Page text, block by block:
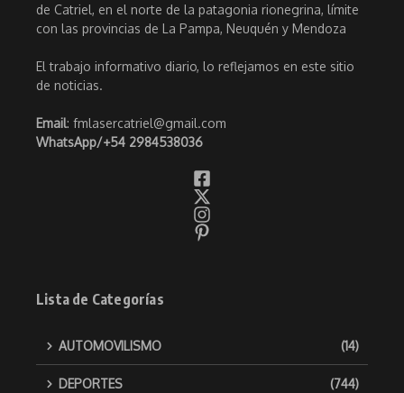
de Catriel, en el norte de la patagonia rionegrina, límite
con las provincias de La Pampa, Neuquén y Mendoza
El trabajo informativo diario, lo reflejamos en este sitio
de noticias.
Email: fmlasercatriel@gmail.com
WhatsApp/+54 2984538036
Lista de Categorías
AUTOMOVILISMO (14)
DEPORTES (744)